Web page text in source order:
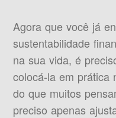
Agora que você já
sustentabilidade
na sua vida, é
colocá-la em prática
do que muitos
preciso apenas